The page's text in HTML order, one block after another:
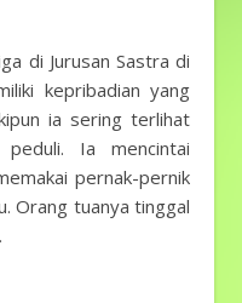
di Jurusan Sastra di
kepribadian yang
ia sering terlihat
peduli. Ia mencintai
pernak-pernik
Orang tuanya tinggal